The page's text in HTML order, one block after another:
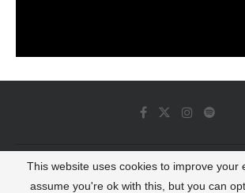
© 2022 - Luminous Dash All Rights
This website uses cookies to improve your
assume you're ok with this, but you can